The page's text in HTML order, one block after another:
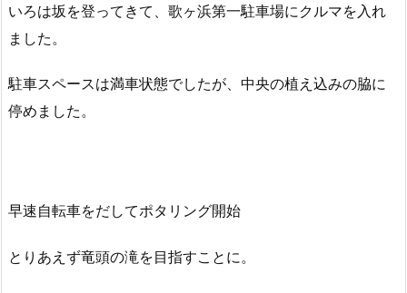
いろは坂を登ってきて、歌ヶ浜第一駐車場にクルマを入れ
ました。
駐車スペースは満車状態でしたが、中央の植え込みの脇に
停めました。
早速自転車をだしてポタリング開始
とりあえず竜頭の滝を目指すことに。